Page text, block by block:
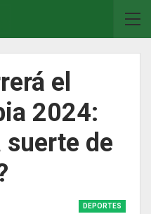
el
2024:
suerte de
DEPORTES